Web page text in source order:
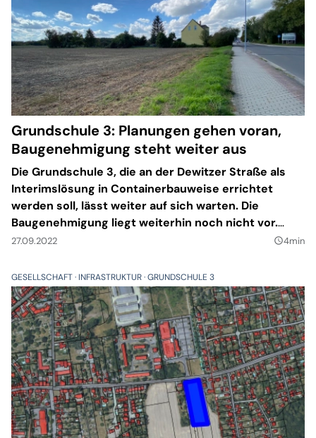
Grundschule 3: Planungen gehen voran,
Baugenehmigung steht weiter aus
Die Grundschule 3, die an der Dewitzer Straße als
Interimslösung in Containerbauweise errichtet
werden soll, lässt weiter auf sich warten. Die
Baugenehmigung liegt weiterhin noch nicht vor.
Unterdessen hält sich in Taucha hartnäckig das
Stelle errichtet werden. Die Sorge ist unbegründet.
27.09.2022 query_builder4min
GESELLSCHAFT INFRASTRUKTUR GRUNDSCHULE 3